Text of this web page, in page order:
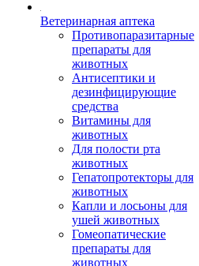
Ветеринарная аптека
Противопаразитарные
препараты для
животных
Антисептики и
дезинфицирующие
средства
Витамины для
животных
Для полости рта
животных
Гепатопротекторы для
животных
Капли и лосьоны для
ушей животных
Гомеопатические
препараты для
животных